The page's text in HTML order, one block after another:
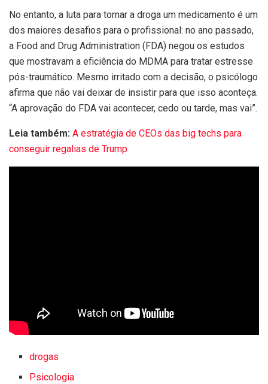
No entanto, a luta para tornar a droga um medicamento é um
dos maiores desafios para o profissional: no ano passado,
a Food and Drug Administration (FDA) negou os estudos
que mostravam a eficiência do MDMA para tratar estresse
pós-traumático. Mesmo irritado com a decisão, o psicólogo
afirma que não vai deixar de insistir para que isso aconteça.
“A aprovação do FDA vai acontecer, cedo ou tarde, mas vai”.
Leia também: A estratégia de CEOs das big techs para
conseguir regalias de Trump
drogas
Psicologia